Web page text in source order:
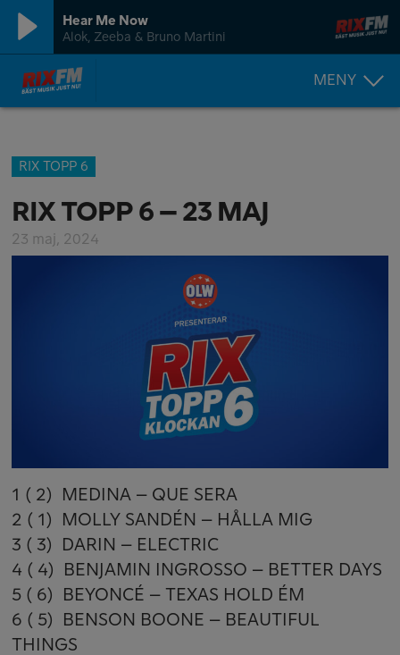
Hear Me Now
Alok, Zeeba & Bruno Martini
MENY
RIX TOPP 6
RIX TOPP 6 – 23 MAJ
23 maj, 2024
1 ( 2) MEDINA – QUE SERA
2 ( 1) MOLLY SANDÉN – HÅLLA MIG
3 ( 3) DARIN – ELECTRIC
4 ( 4) BENJAMIN INGROSSO – BETTER DAYS
5 ( 6) BEYONCÉ – TEXAS HOLD ÉM
6 ( 5) BENSON BOONE – BEAUTIFUL
THINGS